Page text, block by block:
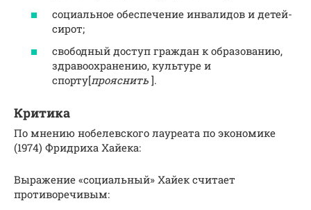
социальное обеспечение инвалидов и детей-
сирот;
свободный доступ граждан к образованию,
здравоохранению, культуре и
спорту[прояснить ].
Критика
По мнению нобелевского лауреата по экономике
(1974) Фридриха Хайека:
Выражение «социальный» Хайек считает
противоречивым: